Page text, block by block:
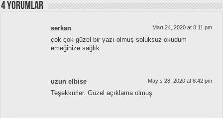
4 yorumlar
serkan Mart 24, 2020 at 8:11 pm
çok çok güzel bir yazı olmuş soluksuz okudum
emeğinize sağlık
uzun elbise Mayıs 28, 2020 at 8:42 pm
Teşekkürler. Güzel açıklama olmuş.